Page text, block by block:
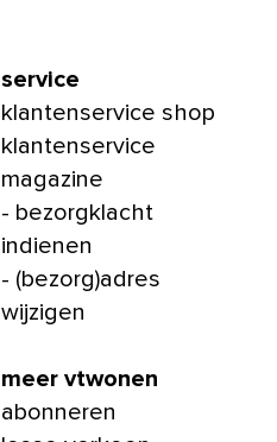
service
klantenservice shop
klantenservice
magazine
- bezorgklacht
indienen
- (bezorg)adres
wijzigen
meer vtwonen
abonneren